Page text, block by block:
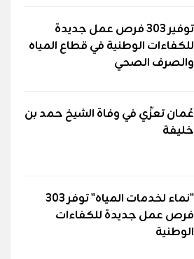
توفير 303 فرص عمل جديدة
للكفاءات الوطنية في قطاع المياه
والصرف الصحي
عُمان تعزّي في وفاة الشيخ حمد بن
خليفة
"نماء لخدمات المياه" توفر 303
فرص عمل جديدة للكفاءات
الوطنية